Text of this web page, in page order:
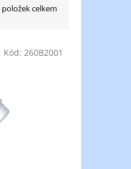
položek celkem
Kód: 260B2001